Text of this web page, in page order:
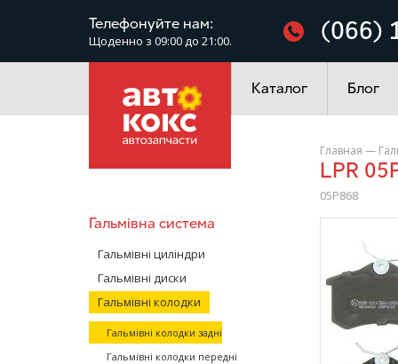
Телефонуйте нам:
Щоденно з 09:00 до 21:00. (066)
Каталог
Електроустаткування
Блог
Гальмівна система
Гальмівні циліндри
Гальмівні диски
Гальмівні колодки
Гальмівні колодки задні
Гальмівні колодки передні
Главная —
LPR
05P868